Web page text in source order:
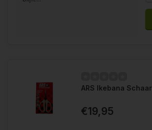
ARS Ikebana Schaar
€19,95